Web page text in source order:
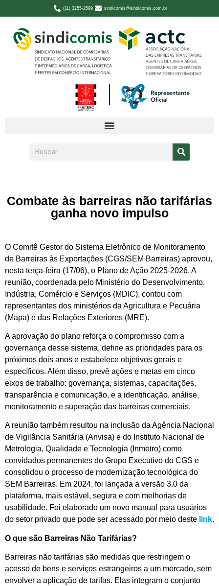
(11) 3255-2599 sindicomis@sindicomis.com.br
Combate às barreiras não tarifárias
ganha novo impulso
O Comitê Gestor do Sistema Eletrônico de Monitoramento
de Barreiras às Exportações (CGS/SEM Barreiras) aprovou,
nesta terça-feira (17/06), o Plano de Ação 2025-2026. A
reunião, coordenada pelo Ministério do Desenvolvimento,
Indústria, Comércio e Serviços (MDIC), contou com
representantes dos ministérios da Agricultura e Pecuária
(Mapa) e das Relações Exteriores (MRE).
A aprovação do plano reforça o compromisso com a
governança desse sistema, define as prioridades para os
próximos dois anos e estabelece objetivos gerais e
específicos. Além disso, prevê ações e metas em cinco
eixos de trabalho: governança, sistemas, capacitações,
transparência e comunicação, e a identificação, análise,
monitoramento e superação das barreiras comerciais.
A reunião também resultou na inclusão da Agência Nacional
de Vigilância Sanitária (Anvisa) e do Instituto Nacional de
Metrologia, Qualidade e Tecnologia (Inmetro) como
convidados permanentes do Grupo Executivo do CGS e
consolidou o processo de modernização tecnológica do
SEM Barreiras. Em 2024, foi lançada a versão 3.0 da
plataforma, mais estável, segura e com melhorias de
usabilidade. Foi elaborado um novo manual para usuários
do setor privado que pode ser acessado por meio deste link.
O que são Barreiras Não Tarifárias?
Barreiras não tarifárias são medidas que restringem o
acesso de bens e serviços estrangeiros a um mercado, sem
envolver a aplicação de tarifas. Elas integram o conjunto